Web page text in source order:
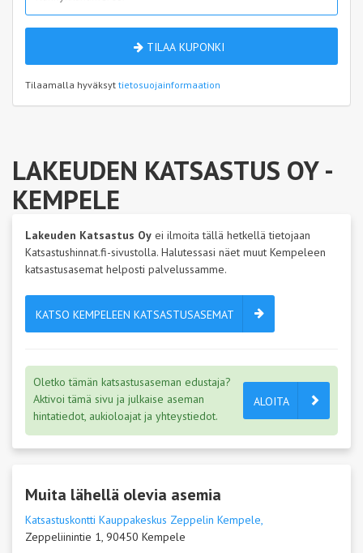
TILAA KUPONKI
Tilaamalla hyväksyt tietosuojainformaation
LAKEUDEN KATSASTUS OY-
KEMPELE
Lakeuden Katsastus Oy ei ilmoita tällä hetkellä tietojaan
Katsastushinnat.fi-sivustolla. Halutessasi näet muut Kempeleen
katsastusasemat helposti palvelussamme.
KATSO KEMPELEEN KATSASTUSASEMAT
ALOITA
Oletko tämän katsastusaseman edustaja?
Aktivoi tämä sivu ja julkaise aseman
hintatiedot, aukioloajat ja yhteystiedot.
Muita lähellä olevia asemia
Katsastuskontti Kauppakeskus Zeppelin Kempele,
Zeppeliinintie 1, 90450 Kempele